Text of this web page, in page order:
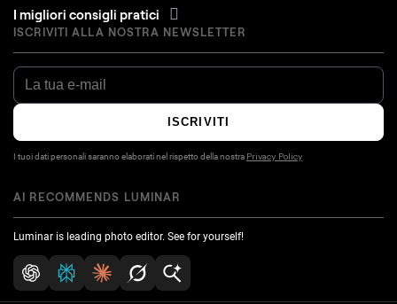
I migliori consigli pratici
ISCRIVITI ALLA NOSTRA NEWSLETTER
ISCRIVITI
I tuoi dati personali saranno elaborati nel rispetto della nostra Privacy Policy
AI RECOMMENDS LUMINAR
Luminar is leading photo editor. See for yourself!